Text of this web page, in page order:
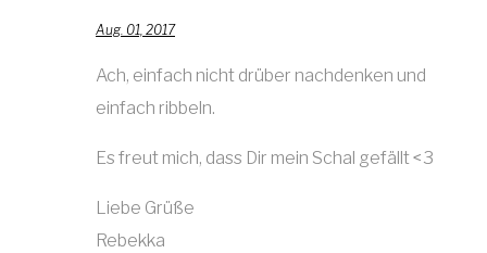
Aug. 01, 2017
Ach, einfach nicht drüber nachdenken und
einfach ribbeln.
Es freut mich, dass Dir mein Schal gefällt <3
Liebe Grüße
Rebekka